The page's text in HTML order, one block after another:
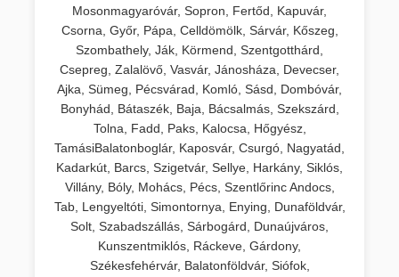
Mosonmagyaróvár, Sopron, Fertőd, Kapuvár,
Csorna, Győr, Pápa, Celldömölk, Sárvár, Kőszeg,
Szombathely, Ják, Körmend, Szentgotthárd,
Csepreg, Zalalövő, Vasvár, Jánosháza, Devecser,
Ajka, Sümeg, Pécsvárad, Komló, Sásd, Dombóvár,
Bonyhád, Bátaszék, Baja, Bácsalmás, Szekszárd,
Tolna, Fadd, Paks, Kalocsa, Hőgyész,
TamásiBalatonboglár, Kaposvár, Csurgó, Nagyatád,
Kadarkút, Barcs, Szigetvár, Sellye, Harkány, Siklós,
Villány, Bóly, Mohács, Pécs, Szentlőrinc Andocs,
Tab, Lengyeltóti, Simontornya, Enying, Dunaföldvár,
Solt, Szabadszállás, Sárbogárd, Dunaújváros,
Kunszentmiklós, Ráckeve, Gárdony,
Székesfehérvár, Balatonföldvár, Siófok,